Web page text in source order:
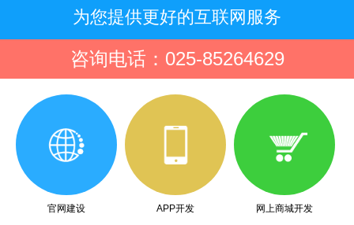
为您提供更好的互联网服务
咨询电话：025-85264629
官网建设 APP开发 网上商城开发